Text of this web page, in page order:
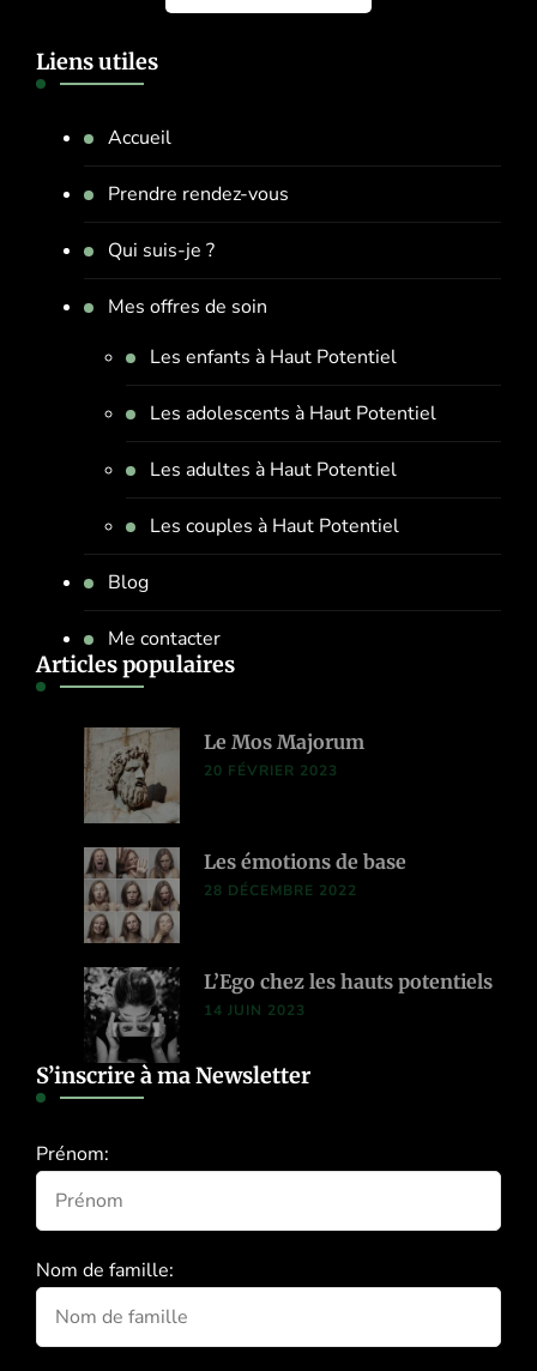
Liens utiles
Accueil
Prendre rendez-vous
Qui suis-je ?
Mes offres de soin
Les enfants à Haut Potentiel
Les adolescents à Haut Potentiel
Les adultes à Haut Potentiel
Les couples à Haut Potentiel
Blog
Me contacter
Articles populaires
Le Mos Majorum
20 FÉVRIER 2023
Les émotions de base
28 DÉCEMBRE 2022
L’Ego chez les hauts potentiels
14 JUIN 2023
S’inscrire à ma Newsletter
Prénom:
Nom de famille: